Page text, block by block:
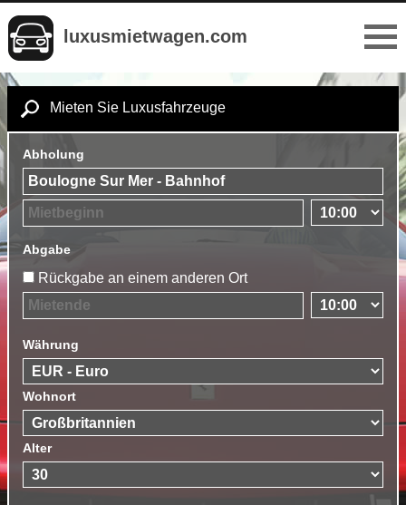
luxusmietwagen.com
Mieten Sie Luxusfahrzeuge
Abholung
Abgabe
Rückgabe an einem anderen Ort
Währung
Wohnort
Alter